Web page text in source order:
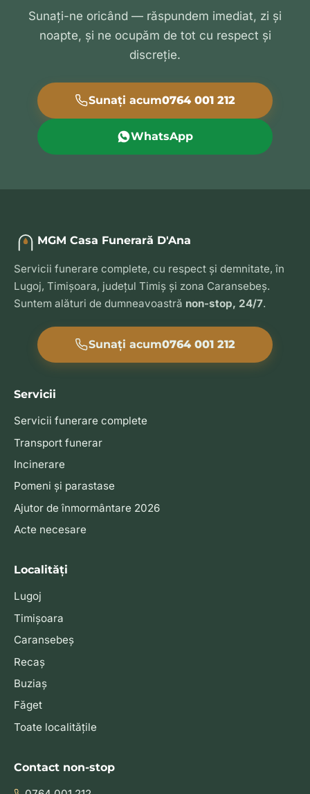
Sunați-ne oricând — răspundem imediat, zi și
noapte, și ne ocupăm de tot cu respect și
discreție.
Sunați acum0764 001 212
WhatsApp
MGM Casa Funerară D'Ana
Servicii funerare complete, cu respect și demnitate, în
Lugoj, Timișoara, județul Timiș și zona Caransebeș.
Suntem alături de dumneavoastră non-stop, 24/7.
Sunați acum0764 001 212
Servicii
Servicii funerare complete
Transport funerar
Incinerare
Pomeni și parastase
Ajutor de înmormântare 2026
Acte necesare
Localități
Lugoj
Timișoara
Caransebeș
Recaș
Buziaș
Făget
Toate localitățile
Contact non-stop